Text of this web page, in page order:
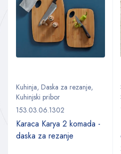
Kuhinja, Daska za rezanje,
Kuhinjski pribor
153.03.06.1302
Karaca Karya 2 komada -
daska za rezanje